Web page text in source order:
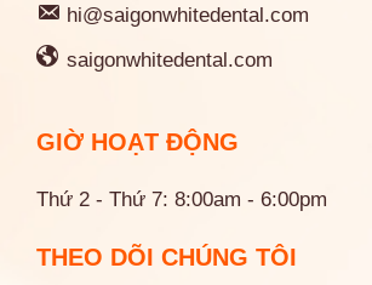
hi@saigonwhitedental.com
saigonwhitedental.com
GIỜ HOẠT ĐỘNG
Thứ 2 - Thứ 7: 8:00am - 6:00pm
THEO DÕI CHÚNG TÔI